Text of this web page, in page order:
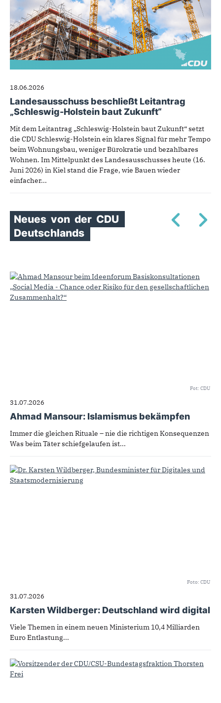
18.06.2026
Landesausschuss beschließt Leitantrag
„Schleswig-Holstein baut Zukunft“
Mit dem Leitantrag „Schleswig-Holstein baut Zukunft“ setzt
die CDU Schleswig-Holstein ein klares Signal für mehr Tempo
beim Wohnungsbau, weniger Bürokratie und bezahlbares
Wohnen. Im Mittelpunkt des Landesausschusses heute (16.
Juni 2026) in Kiel stand die Frage, wie Bauen wieder
einfacher...
Neues von der CDU
Deutschlands
Fot: CDU
31.07.2026
Ahmad Mansour: Islamismus bekämpfen
Immer die gleichen Rituale – nie die richtigen Konsequenzen
Was beim Täter schiefgelaufen ist...
Foto: CDU
31.07.2026
Karsten Wildberger: Deutschland wird digital
Viele Themen in einem neuen Ministerium 10,4 Milliarden
Euro Entlastung...